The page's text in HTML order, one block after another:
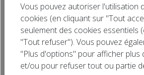
Vous pouvez autoriser l'utilisation
cookies (en cliquant sur "Tout
seulement des cookies essentiels
"Tout refuser"). Vous pouvez
"Plus d'options" pour afficher plus
et/ou pour refuser tout ou partie
Tous Doubs
Haute-Marne (52)
Meurthe-et-Moselle (54)